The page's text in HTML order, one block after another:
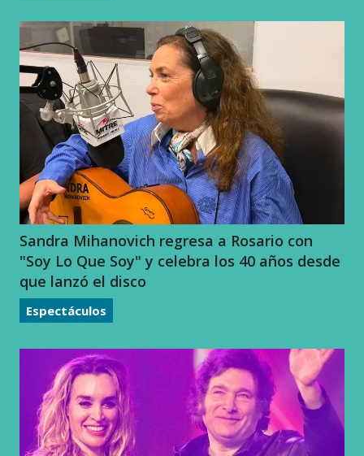
Sandra Mihanovich regresa a Rosario con
"Soy Lo Que Soy" y celebra los 40 años desde
que lanzó el disco
Espectáculos